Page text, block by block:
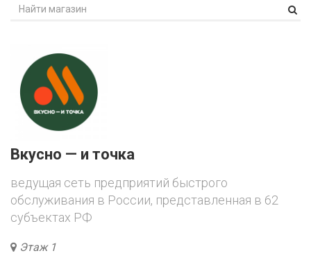
Вкусно — и точка
ведущая сеть предприятий быстрого
обслуживания в России, представленная в 62
субъектах РФ
Этаж 1